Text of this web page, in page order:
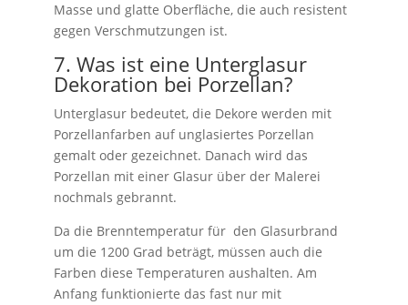
Masse und glatte Oberfläche, die auch resistent
gegen Verschmutzungen ist.
7. Was ist eine Unterglasur
Dekoration bei Porzellan?
Unterglasur bedeutet, die Dekore werden mit
Porzellanfarben auf unglasiertes Porzellan
gemalt oder gezeichnet. Danach wird das
Porzellan mit einer Glasur über der Malerei
nochmals gebrannt.
Da die Brenntemperatur für den Glasurbrand
um die 1200 Grad beträgt, müssen auch die
Farben diese Temperaturen aushalten. Am
Anfang funktionierte das fast nur mit